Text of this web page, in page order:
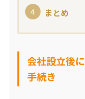
まとめ
会社設立後
手続き